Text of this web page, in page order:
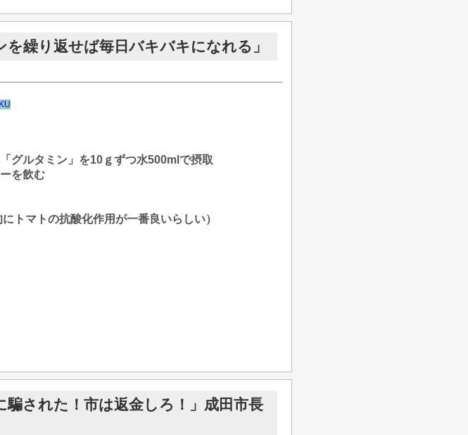
繰り返せば毎日バキバキになれる」
グルタミン」を10ｇずつ水500mlで摂取
を飲む
トマトの抗酸化作用が一番良いらしい）
された！市は返金しろ！」成田市長